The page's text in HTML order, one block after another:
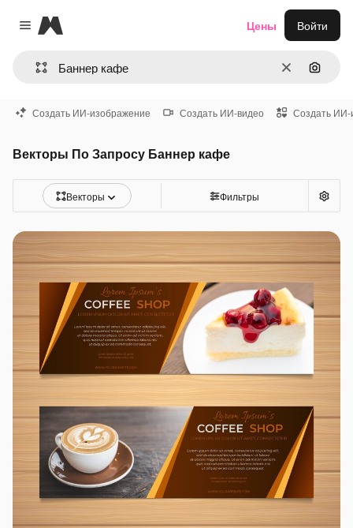
Close menu
Magnific
ОчиститьПоиск
Цены Войти
Создать ИИ-изображение Создать ИИ-видео Создать ИИ-
Векторы По Запросу Баннер кафе
Векторы Фильтры